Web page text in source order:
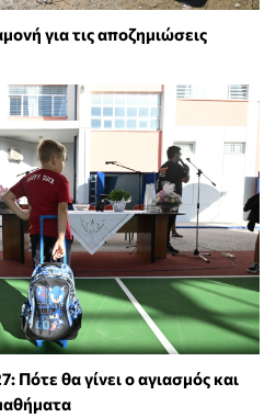
για τις αποζημιώσεις
Πότε θα γίνει ο αγιασμός και